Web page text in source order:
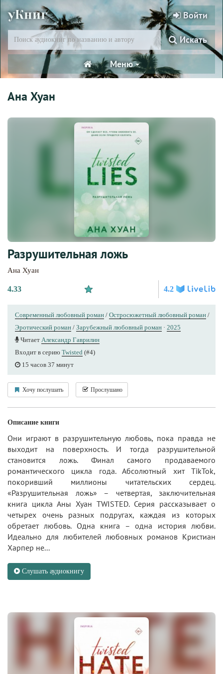
уКниг Войти
Искать
Меню
Ана Хуан
Разрушительная ложь
Ана Хуан
4.33 4.2
Современный любовный роман / Остросюжетный любовный роман /
Эротический роман / Зарубежный любовный роман · 2025
Читает Александр Гаврилин
Входит в серию Twisted (#4)
15 часов 37 минут
Хочу послушать Прослушано
Описание книги
Они играют в разрушительную любовь, пока правда не
выходит на поверхность. И тогда разрушительной
становится ложь. Финал самого продаваемого
романтического цикла года. Абсолютный хит TikTok,
покоривший миллионы читательских сердец.
«Разрушительная ложь» – четвертая, заключительная
книга цикла Аны Хуан TWISTED. Серия рассказывает о
четырех очень разных подругах, каждая из которых
обретает любовь. Одна книга – одна история любви.
Идеально для любителей любовных романов Кристиан
Харпер не...
Слушать аудиокнигу